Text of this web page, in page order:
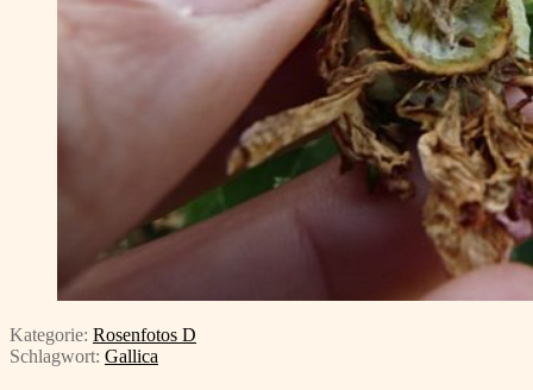
Kategorie: Rosenfotos D
Schlagwort: Gallica